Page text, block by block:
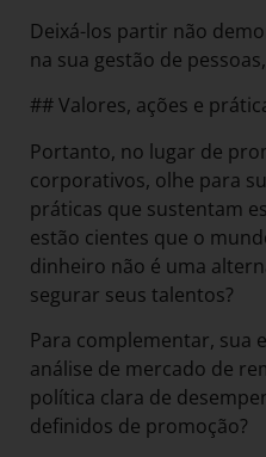
Deixá-los partir não
na sua gestão de
## Valores, ações e
Portanto, no lugar de
corporativos, olhe para
práticas que sustentam
estão cientes que o
dinheiro não é uma
segurar seus talentos?
Para complementar, sua
análise de mercado de
política clara de
definidos de promoção?